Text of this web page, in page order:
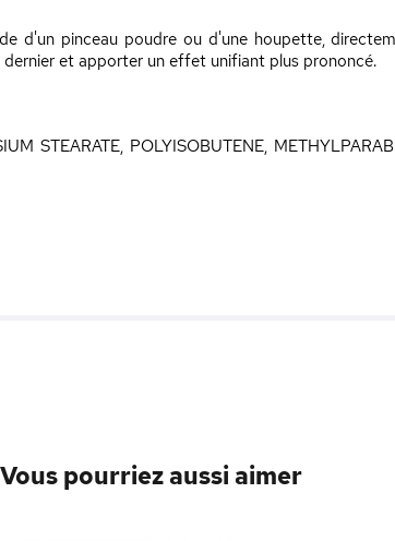
d'un pinceau poudre ou d'une houpette,
et apporter un effet unifiant plus prononcé.
STEARATE, POLYISOBUTENE,
Vous pourriez aussi aimer